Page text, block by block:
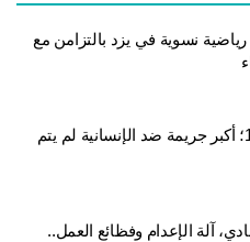
رياضية نسوية في يزد بالتزامن مع
مجزرة عام 1988؛ أكبر جريمة ضد الإنسانية لم يتم
آلة الإعدام وفظائع العمل..